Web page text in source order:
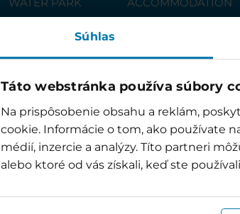
Súhlas
Táto webstránka používa súbory
Na prispôsobenie obsahu a reklám,
cookie. Informácie o tom, ako používate
médií, inzercie a analýzy. Títo partneri
alebo ktoré od vás získali, keď ste
Bars and
WELLNESS & SPA
TEAM-BUILDING
Water park
Opening